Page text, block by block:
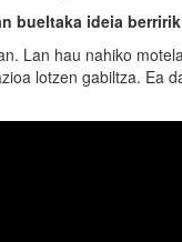
bueltaka ideia
Lan hau nahiko
lotzen gabiltza. Ea